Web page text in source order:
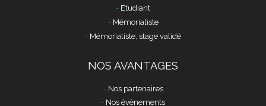
Etudiant
Mémorialiste
Mémorialiste, stage validé
NOS AVANTAGES
Nos partenaires
Nos événements